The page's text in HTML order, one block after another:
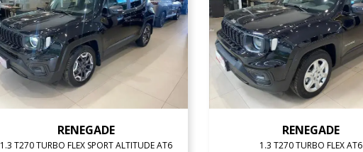
RENEGADE
1.3 T270 TURBO FLEX SPORT ALTITUDE AT6
RENEGADE
1.3 T270 TURBO FLEX AT6